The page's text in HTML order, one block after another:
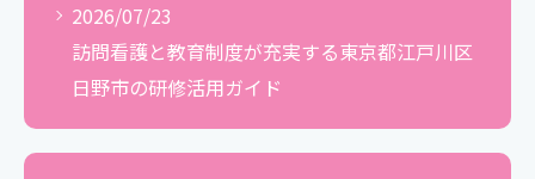
2026/07/23
訪問看護と教育制度が充実する東京都江戸川区
日野市の研修活用ガイド